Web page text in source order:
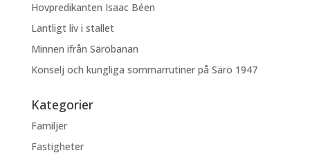
Hovpredikanten Isaac Béen
Lantligt liv i stallet
Minnen ifrån Säröbanan
Konselj och kungliga sommarrutiner på Särö 1947
Kategorier
Familjer
Fastigheter